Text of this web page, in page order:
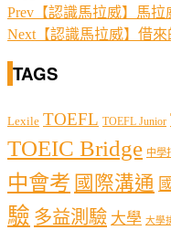
Prev 【認識馬拉威】馬
Next【認識馬拉威】借來
TAGS
Lexile TOEFL TOEFL Junior
TOEIC Bridge 中學
中會考 國際溝通
驗 多益測驗 大學 大學